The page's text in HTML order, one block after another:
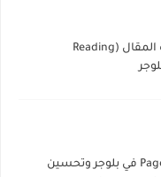
إضافة شريط قراءة المقال (Reading
حل مشاكل PageSpeed في بلوجر وتحسين